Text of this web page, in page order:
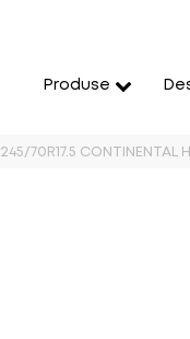
Produse
245/70R17.5 CONTINENTAL